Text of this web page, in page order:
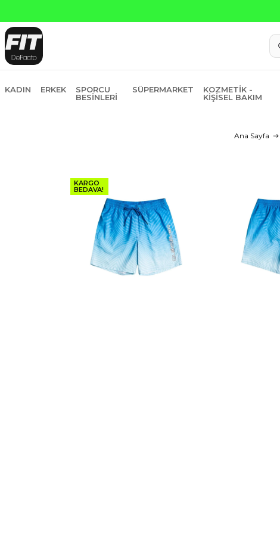
KADIN ERKEK
SPORCU
BESINLERI
SÜPERMARKET
KOZMETIK -
KIŞISEL BAKIM
Ana Sayfa
KARGO
BEDAVA!